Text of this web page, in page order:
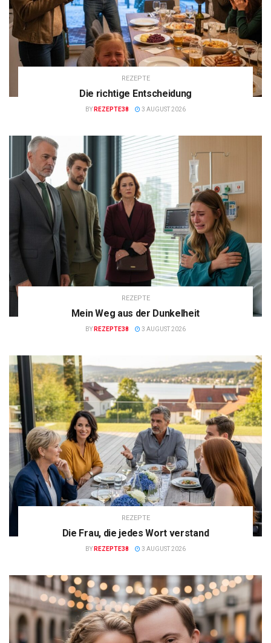
REZEPTE
Die richtige Entscheidung
BY REZEPTE38 3 AUGUST 2026
REZEPTE
Mein Weg aus der Dunkelheit
BY REZEPTE38 3 AUGUST 2026
REZEPTE
Die Frau, die jedes Wort verstand
BY REZEPTE38 3 AUGUST 2026